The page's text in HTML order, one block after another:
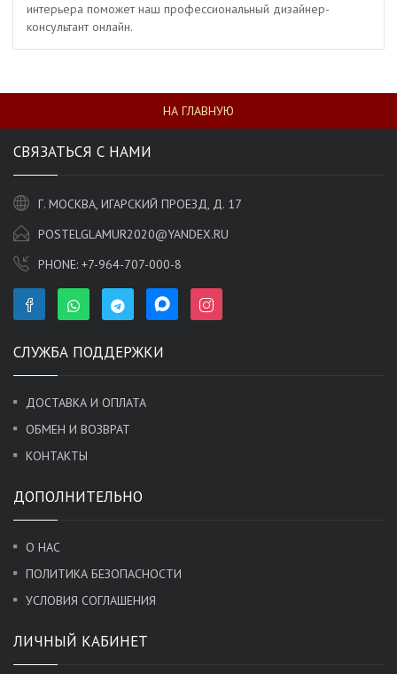
интерьера поможет наш профессиональный дизайнер-
консультант онлайн.
НА ГЛАВНУЮ
СВЯЗАТЬСЯ С НАМИ
Г. МОСКВА, ИГАРСКИЙ ПРОЕЗД, Д. 17
POSTELGLAMUR2020@YANDEX.RU
PHONE: +7-964-707-000-8
СЛУЖБА ПОДДЕРЖКИ
ДОСТАВКА И ОПЛАТА
ОБМЕН И ВОЗВРАТ
КОНТАКТЫ
ДОПОЛНИТЕЛЬНО
О НАС
ПОЛИТИКА БЕЗОПАСНОСТИ
УСЛОВИЯ СОГЛАШЕНИЯ
ЛИЧНЫЙ КАБИНЕТ